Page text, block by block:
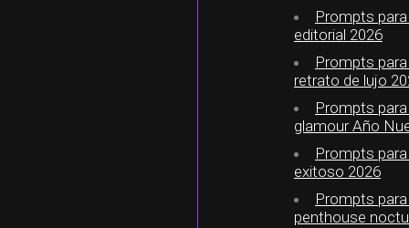
Prompts
editorial 2026
Prompts
retrato de lujo
Prompts
glamour Año
Prompts
exitoso 2026
Prompts
penthouse